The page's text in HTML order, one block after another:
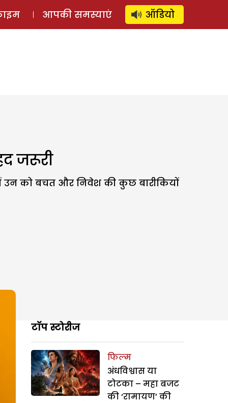
लॉग इन ⚲ SUBSCRIBE
आपकी समस्याएं ऑडियो
जरूरी
उन को बचत और निवेश की कुछ बारीकियों
टॉप स्टोरीज
फिल्म
अंधविश्वास या
टोटका – महा बजट
की ‘रामायण’ की